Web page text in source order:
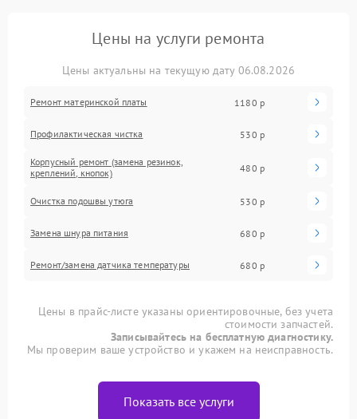
Цены на услуги ремонта
Цены актуальны на текущую дату 06.08.2026
Ремонт материнской платы 1180 р
Профилактическая чистка 530 р
Корпусный ремонт (замена резинок,
креплений, кнопок)
480 р
Очистка подошвы утюга 530 р
Замена шнура питания 680 р
Ремонт/замена датчика температуры 680 р
Цены в прайс-листе указаны ориентировочные, без учета
стоимости запчастей.
Записывайтесь на бесплатную диагностику.
Мы проверим ваше устройство и укажем на неисправность.
Показать все услуги